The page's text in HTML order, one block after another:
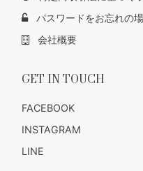
パスワードをお忘れの
会社概要
GET IN TOUCH
FACEBOOK
INSTAGRAM
LINE